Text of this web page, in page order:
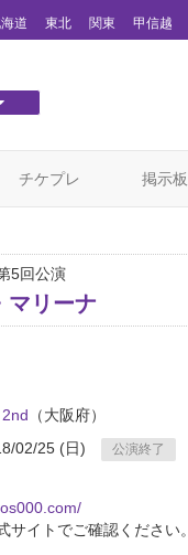
道 東北 関東 甲信越
チケプレ 掲示板
5回公演
マリーナ
（大阪府）
02/25 (日)
公演終了
イトでご確認ください。